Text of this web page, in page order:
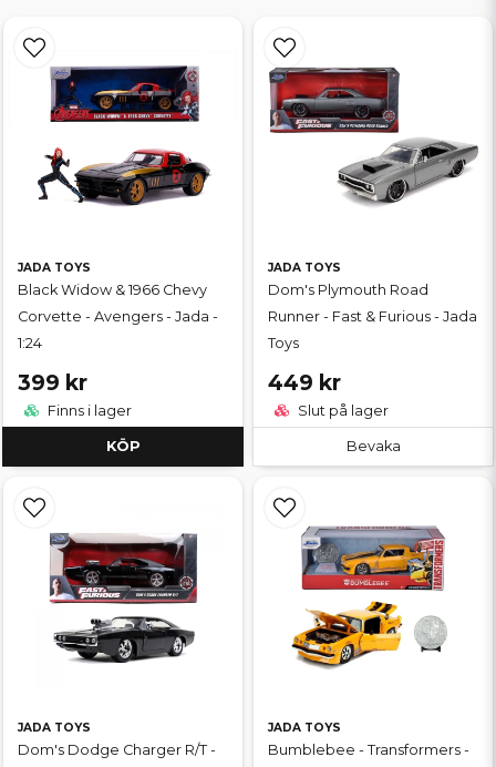
JADA TOYS
Black Widow & 1966 Chevy
Corvette - Avengers - Jada -
1:24
399 kr
Finns i lager
KÖP
JADA TOYS
Dom's Plymouth Road
Runner - Fast & Furious - Jada
Toys
449 kr
Slut på lager
Bevaka
JADA TOYS
Dom's Dodge Charger R/T -
JADA TOYS
Bumblebee - Transformers -